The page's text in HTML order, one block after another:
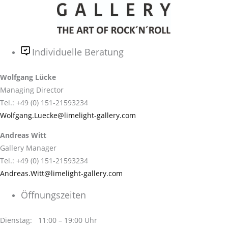
Individuelle Beratung
Wolfgang Lücke
Managing Director
Tel.: +49 (0) 151-21593234
Wolfgang.Luecke@limelight-gallery.com
Andreas Witt
Gallery Manager
Tel.: +49 (0) 151-21593234
Andreas.Witt@limelight-gallery.com
Öffnungszeiten
Dienstag: 11:00 – 19:00 Uhr